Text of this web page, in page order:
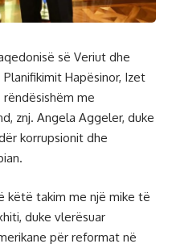
së Veriut dhe
Hapësinor, Izet
me
znj. Angela Aggeler, duke
korrupsionit dhe
këtë takim me një mike të
duke vlerësuar
për reformat në